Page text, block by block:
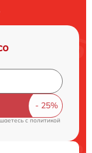
cполитикой